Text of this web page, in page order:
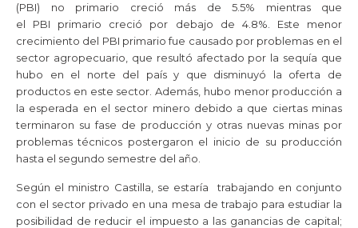
(PBI) no primario creció más de 5.5% mientras que
el PBI primario creció por debajo de 4.8%. Este menor
crecimiento del PBI primario fue causado por problemas en el
sector agropecuario, que resultó afectado por la sequía que
hubo en el norte del país y que disminuyó la oferta de
productos en este sector. Además, hubo menor producción a
la esperada en el sector minero debido a que ciertas minas
terminaron su fase de producción y otras nuevas minas por
problemas técnicos postergaron el inicio de su producción
hasta el segundo semestre del año.
Según el ministro Castilla, se estaría trabajando en conjunto
con el sector privado en una mesa de trabajo para estudiar la
posibilidad de reducir el impuesto a las ganancias de capital;